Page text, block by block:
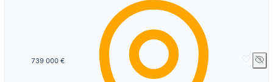
739 000 €